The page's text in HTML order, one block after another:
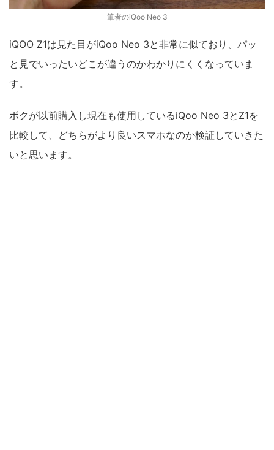
筆者のiQoo Neo 3
iQOO Z1は見た目がiQoo Neo 3と非常に似ており、パッ
と見でいったいどこが違うのかわかりにくくなっていま
す。
ボクが以前購入し現在も使用しているiQoo Neo 3とZ1を
比較して、どちらがより良いスマホなのか検証していきた
いと思います。